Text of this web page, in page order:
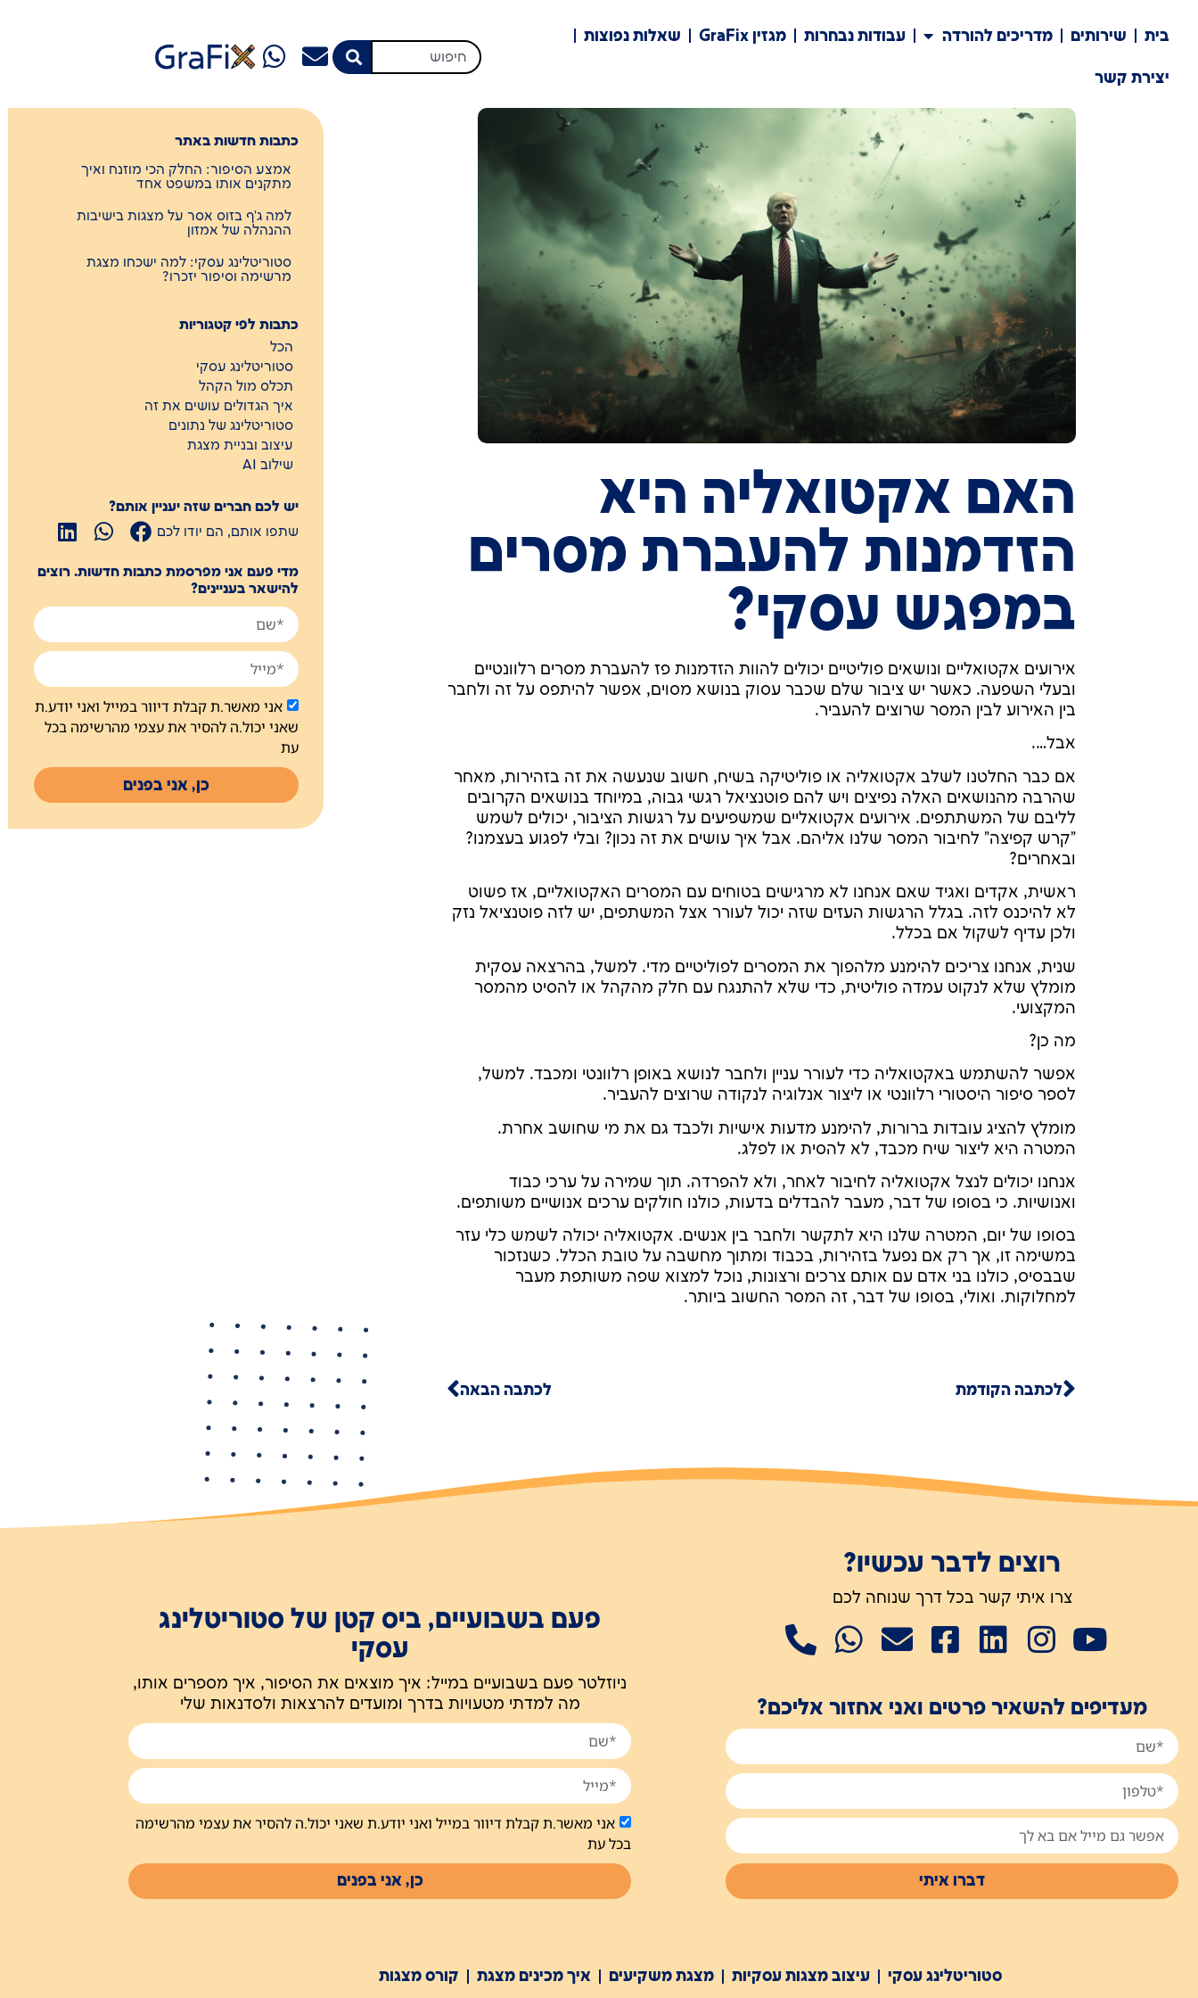
בית שירותים מדריכים להורדה עבודות נבחרות מגזין GraFix שאלות נפוצות
יצירת קשר
האם אקטואליה היא
הזדמנות להעברת מסרים
במפגש עסקי?
אירועים אקטואליים ונושאים פוליטיים יכולים להוות הזדמנות פז להעברת מסרים רלוונטיים
ובעלי השפעה. כאשר יש ציבור שלם שכבר עסוק בנושא מסוים, אפשר להיתפס על זה ולחבר
בין האירוע לבין המסר שרוצים להעביר.
אבל….
אם כבר החלטנו לשלב אקטואליה או פוליטיקה בשיח, חשוב שנעשה את זה בזהירות, מאחר
שהרבה מהנושאים האלה נפיצים ויש להם פוטנציאל רגשי גבוה, במיוחד בנושאים הקרובים
לליבם של המשתתפים. אירועים אקטואליים שמשפיעים על רגשות הציבור, יכולים לשמש
"קרש קפיצה" לחיבור המסר שלנו אליהם. אבל איך עושים את זה נכון? ובלי לפגוע בעצמנו?
ובאחרים?
ראשית, אקדים ואגיד שאם אנחנו לא מרגישים בטוחים עם המסרים האקטואליים, אז פשוט
לא להיכנס לזה. בגלל הרגשות העזים שזה יכול לעורר אצל המשתפים, יש לזה פוטנציאל נזק
ולכן עדיף לשקול אם בכלל.
שנית, אנחנו צריכים להימנע מלהפוך את המסרים לפוליטיים מדי. למשל, בהרצאה עסקית
מומלץ שלא לנקוט עמדה פוליטית, כדי שלא להתנגח עם חלק מהקהל או להסיט מהמסר
המקצועי.
מה כן?
אפשר להשתמש באקטואליה כדי לעורר עניין ולחבר לנושא באופן רלוונטי ומכבד. למשל,
לספר סיפור היסטורי רלוונטי או ליצור אנלוגיה לנקודה שרוצים להעביר.
מומלץ להציג עובדות ברורות, להימנע מדעות אישיות ולכבד גם את מי שחושב אחרת.
המטרה היא ליצור שיח מכבד, לא להסית או לפלג.
אנחנו יכולים לנצל אקטואליה לחיבור לאחר, ולא להפרדה. תוך שמירה על ערכי כבוד
ואנושיות. כי בסופו של דבר, מעבר להבדלים בדעות, כולנו חולקים ערכים אנושיים משותפים.
בסופו של יום, המטרה שלנו היא לתקשר ולחבר בין אנשים. אקטואליה יכולה לשמש כלי עזר
במשימה זו, אך רק אם נפעל בזהירות, בכבוד ומתוך מחשבה על טובת הכלל. כשנזכור
שבבסיס, כולנו בני אדם עם אותם צרכים ורצונות, נוכל למצוא שפה משותפת מעבר
למחלוקות. ואולי, בסופו של דבר, זה המסר החשוב ביותר.
לכתבה הקודמת לכתבה הבאה
כתבות חדשות באתר
אמצע הסיפור: החלק הכי מוזנח ואיך
מתקנים אותו במשפט אחד
למה ג'ף בזוס אסר על מצגות בישיבות
ההנהלה של אמזון
סטוריטלינג עסקי: למה ישכחו מצגת
מרשימה וסיפור יזכרו?
כתבות לפי קטגוריות
הכל
סטוריטלינג עסקי
תכלס מול הקהל
איך הגדולים עושים את זה
סטוריטלינג של נתונים
עיצוב ובניית מצגת
שילוב AI
יש לכם חברים שזה יעניין אותם?
שתפו אותם, הם יודו לכם
מדי פעם אני מפרסמת כתבות חדשות. רוצים
להישאר בעניינים?
אני מאשר.ת קבלת דיוור במייל ואני יודע.ת
שאני יכול.ה להסיר את עצמי מהרשימה בכל
עת
כן, אני בפנים
רוצים לדבר עכשיו?
צרו איתי קשר בכל דרך שנוחה לכם
מעדיפים להשאיר פרטים ואני אחזור אליכם?
דברו איתי
פעם בשבועיים, ביס קטן של סטוריטלינג
עסקי
ניוזלטר פעם בשבועיים במייל: איך מוצאים את הסיפור, איך מספרים אותו,
מה למדתי מטעויות בדרך ומועדים להרצאות ולסדנאות שלי
אני מאשר.ת קבלת דיוור במייל ואני יודע.ת שאני יכול.ה להסיר את עצמי מהרשימה
בכל עת
כן, אני בפנים
סטוריטלינג עסקי עיצוב מצגות עסקיות מצגת משקיעים איך מכינים מצגת קורס מצגות